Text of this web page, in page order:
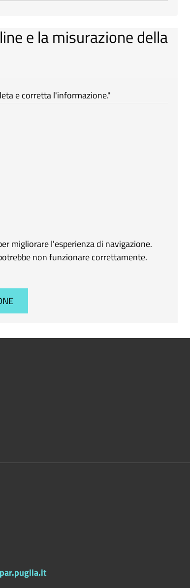
e la misurazione della
e corretta l'informazione."
migliorare l'esperienza di navigazione.
non funzionare correttamente.